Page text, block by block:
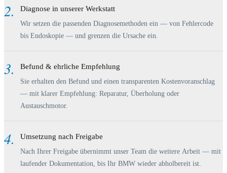
2. Diagnose in unserer Werkstatt
Wir setzen die passenden Diagnosemethoden ein — von Fehlercode
bis Endoskopie — und grenzen die Ursache ein.
3. Befund & ehrliche Empfehlung
Sie erhalten den Befund und einen transparenten Kostenvoranschlag
— mit klarer Empfehlung: Reparatur, Überholung oder
Austauschmotor.
4. Umsetzung nach Freigabe
Nach Ihrer Freigabe übernimmt unser Team die weitere Arbeit — mit
laufender Dokumentation, bis Ihr BMW wieder abholbereit ist.